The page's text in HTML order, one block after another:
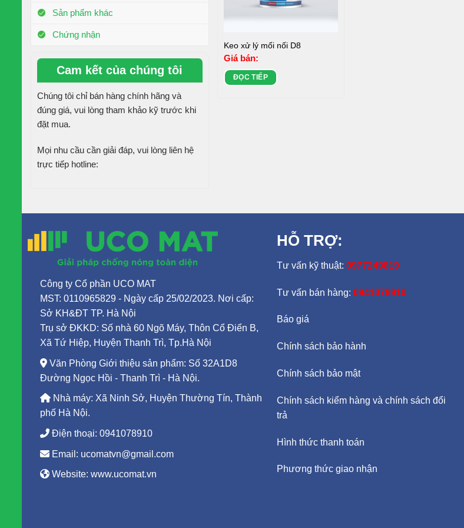
Sản phẩm khác
Chứng nhận
Cam kết của chúng tôi
Chúng tôi chỉ bán hàng chính hãng và
đúng giá, vui lòng tham khảo kỹ trước khi
đặt mua.
Mọi nhu cầu cần giải đáp, vui lòng liên hệ
trực tiếp hotline:
Keo xử lý mối nối D8
Giá bán:
ĐỌC TIẾP
Công ty Cổ phần UCO MAT
MST: 0110965829 - Ngày cấp 25/02/2023. Nơi cấp:
Sở KH&ĐT TP. Hà Nội
Trụ sở ĐKKD: Số nhà 60 Ngõ Máy, Thôn Cổ Điển B,
Xã Tứ Hiệp, Huyện Thanh Trì, Tp.Hà Nội
Văn Phòng Giới thiệu sản phẩm: Số 32A1D8
Đường Ngọc Hồi - Thanh Trì - Hà Nội.
Nhà máy: Xã Ninh Sở, Huyện Thường Tín, Thành
phố Hà Nội.
Điện thoại: 0941078910
Email: ucomatvn@gmail.com
Website: www.ucomat.vn
HỖ TRỢ:
Tư vấn kỹ thuật:0977249819
Tư vấn bán hàng:0941078910
Báo giá
Chính sách bảo hành
Chính sách bảo mật
Chính sách kiểm hàng và chính sách đổi
trả
Hình thức thanh toán
Phương thức giao nhận